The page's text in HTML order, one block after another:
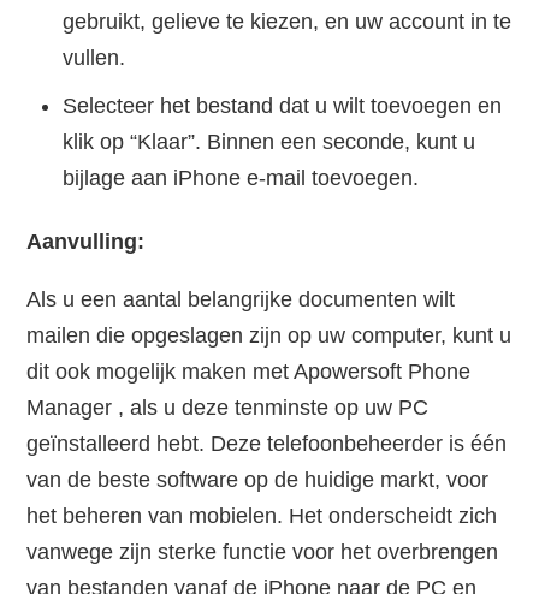
gebruikt, gelieve te kiezen, en uw account in te
vullen.
Selecteer het bestand dat u wilt toevoegen en
klik op “Klaar”. Binnen een seconde, kunt u
bijlage aan iPhone e-mail toevoegen.
Aanvulling:
Als u een aantal belangrijke documenten wilt
mailen die opgeslagen zijn op uw computer, kunt u
dit ook mogelijk maken met Apowersoft Phone
Manager , als u deze tenminste op uw PC
geïnstalleerd hebt. Deze telefoonbeheerder is één
van de beste software op de huidige markt, voor
het beheren van mobielen. Het onderscheidt zich
vanwege zijn sterke functie voor het overbrengen
van bestanden vanaf de iPhone naar de PC en